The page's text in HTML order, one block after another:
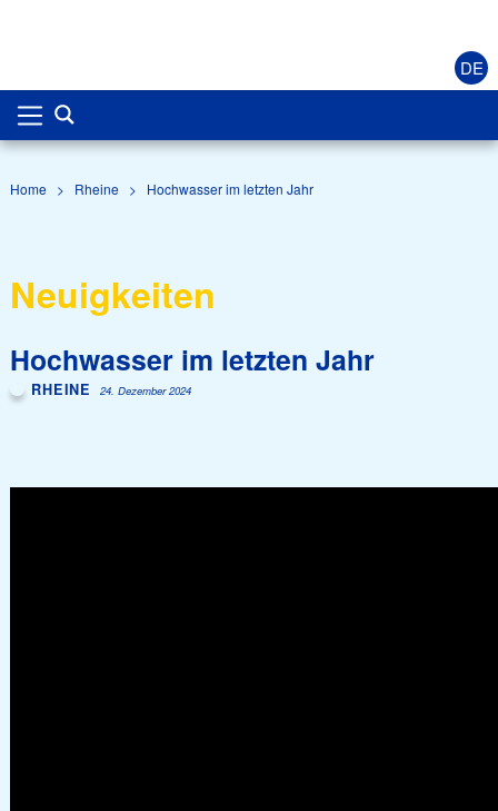
DE
Home > Rheine > Hochwasser im letzten Jahr
Neuigkeiten
Hochwasser im letzten Jahr
RHEINE 24. Dezember 2024